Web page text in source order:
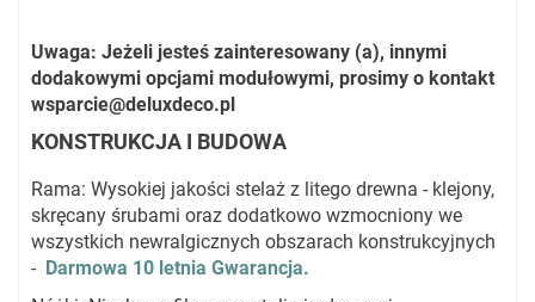
Uwaga: Jeżeli jesteś zainteresowany (a), innymi
dodakowymi opcjami modułowymi, prosimy o kontakt
wsparcie@deluxdeco.pl
KONSTRUKCJA I BUDOWA
Rama: Wysokiej jakości stelaż z litego drewna - klejony,
skręcany śrubami oraz dodatkowo wzmocniony we
wszystkich newralgicznych obszarach konstrukcyjnych
- Darmowa 10 letnia Gwarancja.